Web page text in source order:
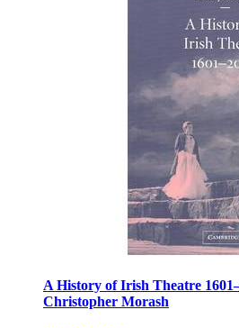
A History of Irish Theatre
Christopher Morash